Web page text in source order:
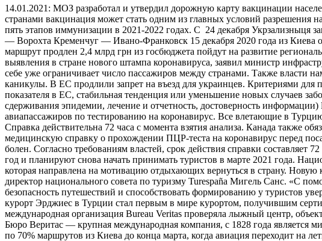
14.01.2021: МОЗ разработал и утвердил дорожную карту вакцинации
странами вакцинация может стать одним из главных условий разрешения
пять этапов иммунизации в 2021-2022 годах. С 24 декабря Укрзализныця
— Ворохта Кременчуг — Ивано-Франковск 15 декабря 2020 года из Киева
маршрут продлен 2,4 млрд грн из госбюджета пойдут на развитие
выявления в стране нового штампа коронавируса, заявил министр
себе уже ограничивает число пассажиров между странами. Также власти
каникулы. В ЕС продлили запрет на въезд для украинцев. Критериями для
показателя в ЕС, стабильная тенденция или уменьшение новых случаев
сдерживания эпидемии, лечение и отчетность, достоверность
авиапассажиров по тестированию на коронавирус. Все влетающие в
Справка действительна 72 часа с момента взятия анализа. Канада также
медицинскую справку о прохождении ПЦР-теста на коронавирус перед
болен. Согласно требованиям властей, срок действия справки составляет
год и планируют снова начать принимать туристов в марте 2021 года.
которая направлена ​​на мотивацию отдыхающих вернуться в страну.
директор национального совета по туризму Turespaña Мигель Санс. «С
безопасность путешествий и способствовать формированию у туристов
курорт Эрджиес в Турции стал первым в мире курортом, получившим
международная организация Bureau Veritas проверяла лыжный центр,
Бюро Веритас — крупная международная компания, с 1828 года является
по 70% маршрутов из Киева до конца марта, когда авиация переходит на